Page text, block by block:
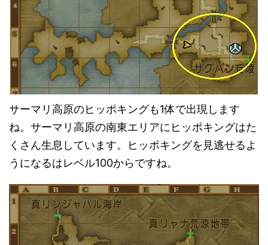
サーマリ高原のヒッポキングも1体で出現します
ね。サーマリ高原の南東エリアにヒッポキングはた
くさん生息しています。ヒッポキングを見逃せるよ
うになるはレベル100からですね。